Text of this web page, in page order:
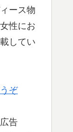
ース物
性にお
してい
ぞ
告